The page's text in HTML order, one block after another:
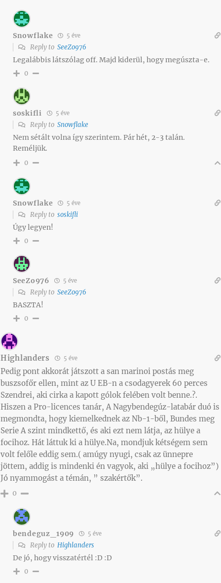
Snowflake 5 éve
Reply to SeeZo976
Legalábbis látszólag off. Majd kiderül, hogy megúszta-e.
0
soskifli 5 éve
Reply to Snowflake
Nem sétált volna így szerintem. Pár hét, 2-3 talán.
Reméljük.
0
Snowflake 5 éve
Reply to soskifli
Úgy legyen!
0
SeeZo976 5 éve
Reply to SeeZo976
BASZTA!
0
Highlanders 5 éve
Pedig pont akkorát játszott a san marinoi postás meg
buszsofőr ellen, mint az U EB-n a csodagyerek 60 perces
Szendrei, aki cirka a kapott gólok felében volt benne.?.
Hiszen a Pro-licences tanár, A Nagybendegúz-latabár duó is
megmondta, hogy kiemelkednek az Nb-1-ből, Bundes meg
Serie A szint mindkettő, és aki ezt nem látja, az hülye a
focihoz. Hát láttuk ki a hülye.Na, mondjuk kétségem sem
volt felőle eddig sem.( amúgy nyugi, csak az ünnepre
jöttem, addig is mindenki én vagyok, aki „hülye a focihoz”)
Jó nyammogást a témán, ” szakértők”.
0
bendeguz_1909 5 éve
Reply to Highlanders
De jó, hogy visszatértél :D :D
0